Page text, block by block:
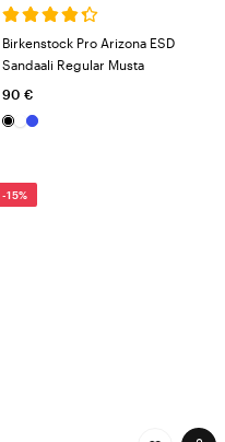
Birkenstock Pro Arizona ESD
Sandaali Regular Musta
90 €
-15%